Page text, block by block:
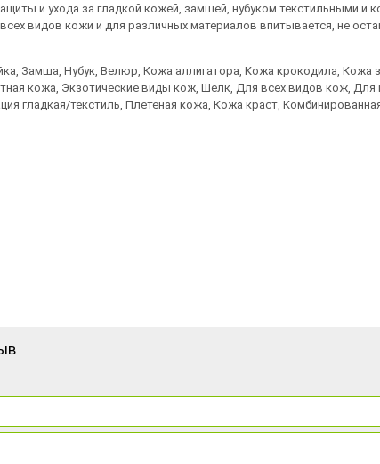
и ухода за гладкой кожей, замшей, нубуком текстильными и
видов кожи и для различных материалов впитывается, не
Замша, Нубук, Велюр, Кожа аллигатора, Кожа крокодила, Кожа
кожа, Экзотические виды кож, Шелк, Для всех видов кож, Для
гладкая/текстиль, Плетеная кожа, Кожа краст,